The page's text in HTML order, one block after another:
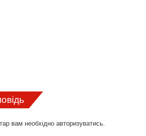
вам необхідно авторизуватись.